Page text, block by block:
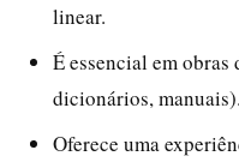
linear.
É essencial em
dicionários, manuais).
Oferece uma